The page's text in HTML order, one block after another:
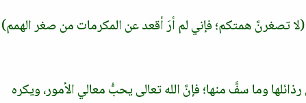
(لا تصغرنَّ همتكم؛ فإني لم أرَ أقعد عن المكرمات من صغر الهمم)
وما سفَّ منها؛ فإنَّ الله تعالى يحبُّ معالي الأمور، ويكره